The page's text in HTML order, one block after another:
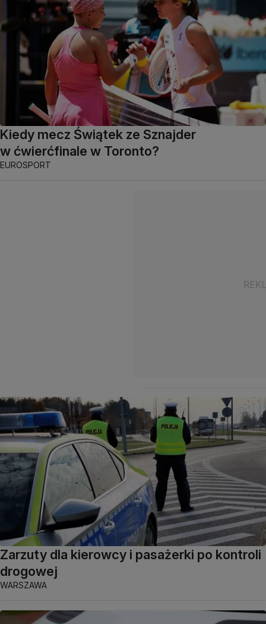
Kiedy mecz Świątek ze Sznajder
w ćwierćfinale w Toronto?
EUROSPORT
Zarzuty dla kierowcy i pasażerki po kontroli
drogowej
WARSZAWA